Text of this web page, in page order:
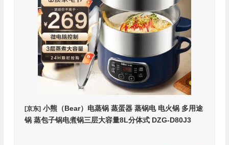
[京东]小熊（Bear）电蒸锅 蒸蛋器 蒸锅电 电火锅 多用途
锅 蒸包子锅电煮锅三层大容量8L分体式 DZG-D80J3